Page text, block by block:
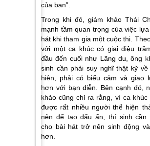
của bạn”.
Trong khi đó, giám khảo Thái
mạnh tầm quan trọng của việc
hát khi tham gia một cuộc thi.
với một ca khúc có giai điệu
đầu đến cuối như Lãng du , ông
sinh cần phải suy nghĩ thật kỹ về
hiện, phải có biểu cảm và giao
hơn với bạn diễn. Bên cạnh đó,
khảo cũng chỉ ra rằng, vì ca khúc
được rất nhiều người thể hiện
nên để tạo dấu ấn, thí sinh cần
cho bài hát trở nên sinh động
hơn.